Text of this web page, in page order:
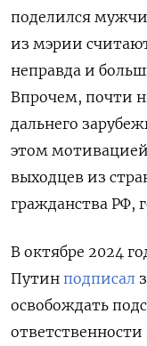
поделился
из мэрии
неправда и
Впрочем, почти
дальнего
этом
выходцев из
гражданства РФ,
В октябре 2024
Путин подписал
освобождать